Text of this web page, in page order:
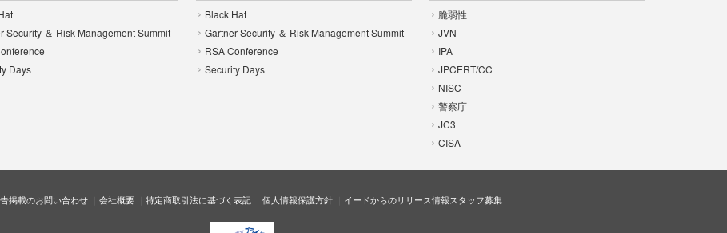
Security ＆ Risk Management Summit
Days
Black Hat
Gartner Security ＆ Risk Management Summit
RSA Conference
Security Days
脆弱性
JVN
IPA
JPCERT/CC
NISC
警察庁
JC3
CISA
掲載のお問い合わせ 会社概要 特定商取引法に基づく表記 個人情報保護方針 イードからのリリース情報スタッフ募集